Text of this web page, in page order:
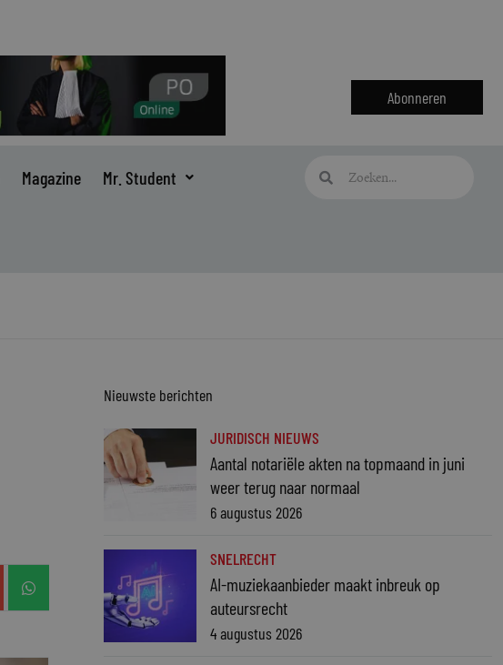
Abonneren
Magazine Mr. Student Zoeken
Nieuwste berichten
JURIDISCH NIEUWS
Aantal notariële akten na topmaand in juni
weer terug naar normaal
6 augustus 2026
SNELRECHT
AI-muziekaanbieder maakt inbreuk op
auteursrecht
4 augustus 2026